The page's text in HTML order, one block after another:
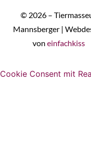
© 2026 –
Mannsberger |
von einfachkiss
Cookie Consent mit